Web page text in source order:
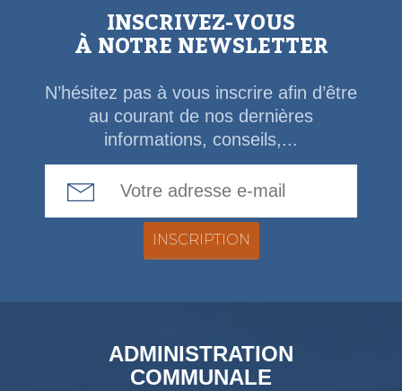
INSCRIVEZ-VOUS
À NOTRE NEWSLETTER
N’hésitez pas à vous inscrire afin d’être
au courant de nos dernières
informations, conseils,...
ADMINISTRATION
COMMUNALE